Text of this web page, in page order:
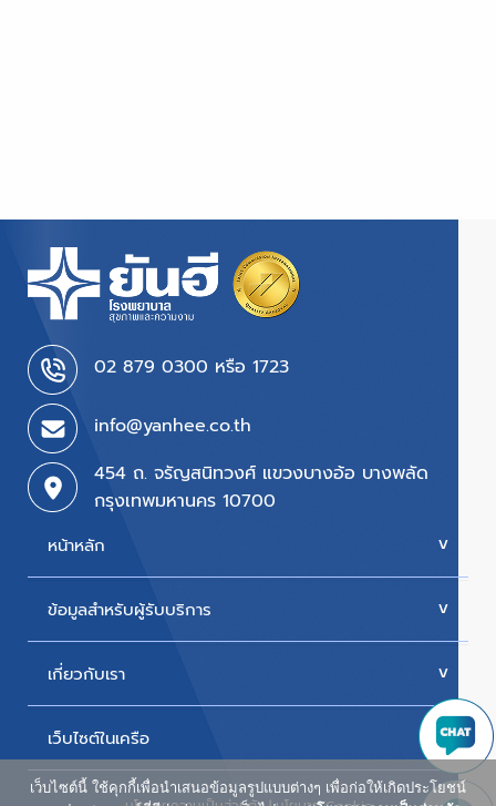
02 879 0300 หรือ 1723
info@yanhee.co.th
454 ถ. จรัญสนิทวงศ์ แขวงบางอ้อ บางพลัด
กรุงเทพมหานคร 10700
หน้าหลัก
บริการของเรา
ข้อมูลสำหรับผู้รับบริการ
นัดหมายแพทย์
สิทธิเบิกตรงข้าราชการ
เกี่ยวกับเรา
ประวัติโรงพยาบาล
วิสัยทัศน์และพันธกิจ
เว็บไซต์ในเครือ
เว็บไซต์นี้ ใช้คุกกี้เพื่อนำเสนอข้อมูลรูปแบบต่างๆ เพื่อก่อให้เกิดประโยชน์